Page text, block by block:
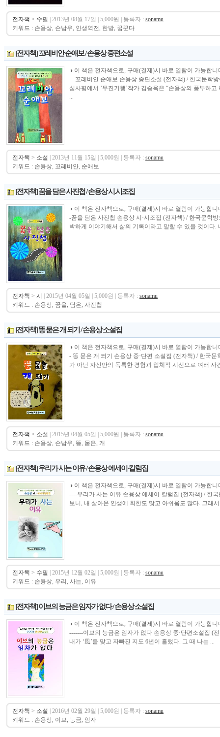
전자책 > 수필 | 2013년 08월 17일 | 5,000원 | 등록자 : sonamu
키워드 : 손용상, 손남우, 인생역전, 한방, 꿈꾼다
[전자책] 꼬레비안 순애보 / 손용상 중편소설
◑ 이 책은 전자책으로, 구매(결제)시 바로 열람이 가능합
---꼬레비안 순애보 손용상 중편소설 (전자책) / 한국문학
심사평에서 ’무진기행’작가 김승옥은 “손용상의 풍부하
...
전자책 > 소설 | 2013년 11월 15일 | 5,000원 | 등록자 : sonamu
키워드 : 손용상, 꼬레비안, 순애보
[전자책] 꿈을 담은 사진첩 / 손용상 시.시조집
◑ 이 책은 전자책으로, 구매(결제)시 바로 열람이 가능합
-꿈을 담은 사진첩 손용상 시·시조집 (전자책) / 한국문
박하게 이야기해서 삶의 기록이라고 말할 수 있을 것이다.
전자책 > 시 | 2015년 04월 05일 | 5,000원 | 등록자 : sonamu
키워드 : 손용상, 꿈을, 담은, 사진첩
[전자책] 똥 묻은 개 되기 / 손용상 소설집
◑ 이 책은 전자책으로, 구매(결제)시 바로 열람이 가능합
- 똥 묻은 개 되기 손용상 중·단편 소설집 (전자책) / 한국
가 아닌 자신만의 독특한 경험과 입체적 시선으로 여러 사
전자책 > 소설 | 2015년 04월 05일 | 5,000원 | 등록자 : sonamu
키워드 : 손용상, 손남우, 똥, 묻은, 개
[전자책] 우리가 사는 이유 / 손용상 에세이·칼럼집
◑ 이 책은 전자책으로, 구매(결제)시 바로 열람이 가능합
----우리가 사는 이유 손용상 에세이·칼럼집 (전자책) / 한
보니, 내 살아온 인생에 회한도 많고 아쉬움도 많다. 그래
전자책 > 수필 | 2015년 12월 02일 | 5,000원 | 등록자 : sonamu
키워드 : 손용상, 우리, 사는, 이유
[전자책] 이브의 능금은 임자가 없다 / 손용상 소설집
◑ 이 책은 전자책으로, 구매(결제)시 바로 열람이 가능합
-------이브의 능금은 임자가 없다 손용상 중·단편소설집 (
내가 ‘風’을 맞고 자빠진 지도 6년이 흘렀다. 그 때 나는 ...
전자책 > 소설 | 2016년 02월 29일 | 5,000원 | 등록자 : sonamu
키워드 : 손용상, 이브, 능금, 임자